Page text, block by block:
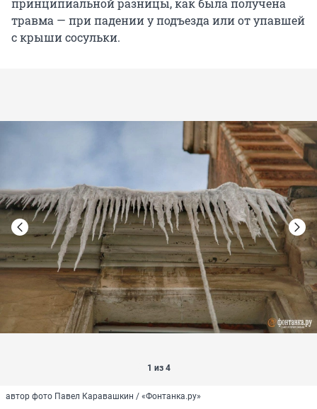
принципиальной разницы, как была получена
травма — при падении у подъезда или от упавшей
с крыши сосульки.
1 из 4
автор фото Павел Каравашкин / «Фонтанка.ру»